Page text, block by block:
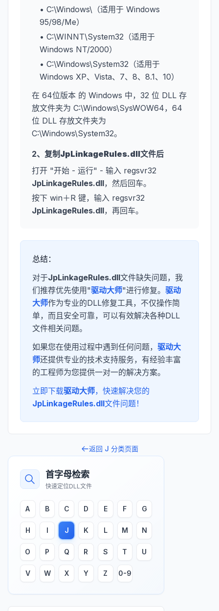
• C:\Windows\（适用于 Windows
95/98/Me）
• C:\WINNT\System32（适用于
Windows NT/2000）
• C:\Windows\System32（适用于
Windows XP、Vista、7、8、8.1、10）
在 64位版本 的 Windows 中，32 位 DLL 存
放文件夹为 C:\Windows\SysWOW64，64
位 DLL 存放文件夹为
C:\Windows\System32。
2、复制 JpLinkageRules.dll文件后
打开 "开始 - 运行" - 输入 regsvr32
JpLinkageRules.dll，然后回车。
按下 win＋R 键，输入 regsvr32
JpLinkageRules.dll，再回车。
总结：
对于JpLinkageRules.dll文件缺失问题，我
们推荐优先使用"驱动大师"进行修复。 驱动
大师作为专业的DLL修复工具，不仅操作简
单，而且安全可靠，可以有效解决各种DLL
文件相关问题。
如果您在使用过程中遇到任何问题， 驱动大
师还提供专业的技术支持服务，有经验丰富
的工程师为您提供一对一的解决方案。
立即下载驱动大师，快速解决您的
JpLinkageRules.dll文件问题！
返回 J 分类页面
首字母检索
快速定位DLL文件
A B C D E F G
H I J K L M N
O P Q R S T U
V W X Y Z 0-9